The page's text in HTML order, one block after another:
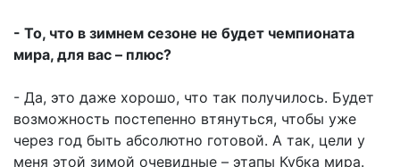
- То, что в зимнем сезоне не будет чемпионата
мира, для вас – плюс?
- Да, это даже хорошо, что так получилось. Будет
возможность постепенно втянуться, чтобы уже
через год быть абсолютно готовой. А так, цели у
меня этой зимой очевидные – этапы Кубка мира.